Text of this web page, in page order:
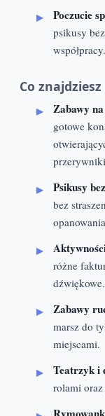
Poczucie
psikusy
współpracy.
Co
Zabawy
gotowe
Psikusy
bez
różne
dźwiękowe.
Zabawy
marsz do
miejscami.
Teatrzyk i
rolami